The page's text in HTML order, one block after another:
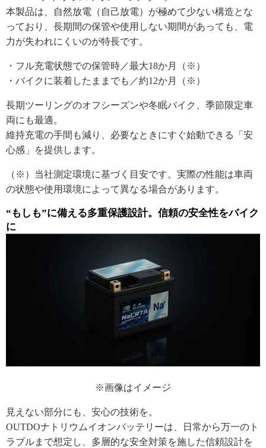
本製品は、自然放電（自己放電）が極めて少ない構造とな
っており、長期間の保管や使用しない期間があっても、電
力が失われにくいのが特長です。
・フル充電状態での保管時／最大18か月（※）
・バイクに装着したままでも／約12か月（※）
長期ツーリングのオフシーズンや冬眠バイク、季節限定車
両にも最適。
維持充電の手間も減り、必要なときにすぐ始動できる「安
心感」を提供します。
（※）当社測定環境に基づく目安です。実際の性能は車両
の状態や使用環境によって異なる場合があります。
“もしも”に備える多重保護設計。信頼の安全性をバイク
に
※画像はイメージ
見えない部分にも、安心の技術を。
OUTDOナトリウムイオンバッテリーは、日常から万一のト
ラブルまで想定し、多層的な安全対策を施した信頼設計を